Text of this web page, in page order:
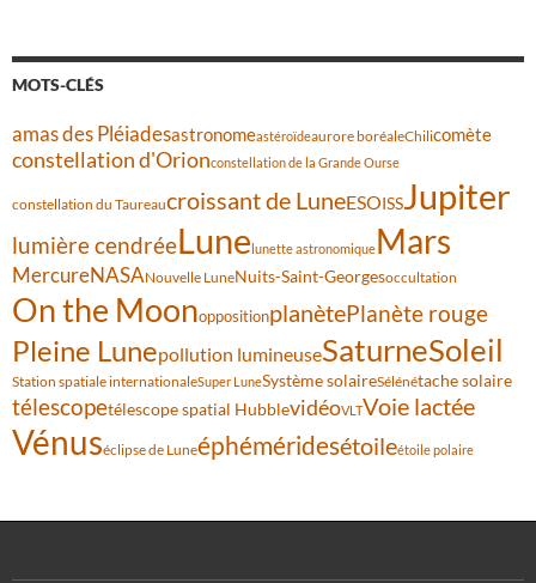
MOTS-CLÉS
amas des Pléiadesastronomeastéroïdeaurore boréaleChilicomète
constellation d'Orionconstellation de la Grande Ourse
constellation du Taureaucroissant de LuneESOISSJupiter
lumière cendréeLune lunette astronomiqueMars
MercureNASANouvelle LuneNuits-Saint-Georgesoccultation
On the MoonoppositionplanètePlanète rouge
Pleine Lunepollution lumineuseSaturneSoleil
Station spatiale internationaleSuper LuneSystème solaireSélénétache solaire
télescopetélescope spatial HubblevidéoVLTVoie lactée
Vénuséclipse de Luneéphéméridesétoileétoile polaire